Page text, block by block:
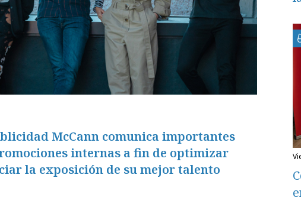
McCann comunica importantes
internas a fin de optimizar
la exposición de su mejor talento